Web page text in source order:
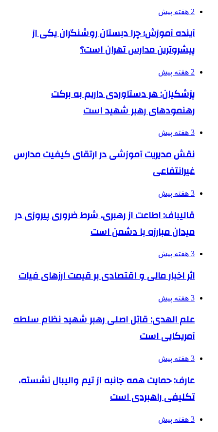
2 هفته پیش
آینده آموزش؛ چرا دبستان روشنگران یکی از
پیشروترین مدارس تهران است؟
2 هفته پیش
پزشکیان: هر دستاوردی داریم به برکت
رهنمودهای رهبر شهید است
3 هفته پیش
نقش مدیریت آموزشی در ارتقای کیفیت مدارس
غیرانتفاعی
3 هفته پیش
قالیباف: اطاعت از رهبری، شرط ضروری پیروزی در
میدان مبارزه با دشمن است
3 هفته پیش
اثر اخبار مالی و اقتصادی بر قیمت ارزهای فیات
3 هفته پیش
علم الهدی: قاتل اصلی رهبر شهید نظام سلطه
آمریکایی است
3 هفته پیش
عارف: حمایت همه جانبه از تیم والیبال نشسته،
تکلیفی راهبردی است
3 هفته پیش